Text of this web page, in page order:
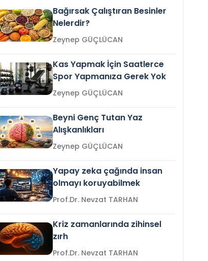
Bağırsak Çalıştıran Besinler
Nelerdir?
Zeynep GÜÇLÜCAN
Kas Yapmak İçin Saatlerce
Spor Yapmanıza Gerek Yok
Zeynep GÜÇLÜCAN
Beyni Genç Tutan Yaz
Alışkanlıkları
Zeynep GÜÇLÜCAN
Yapay zeka çağında insan
olmayı koruyabilmek
Prof.Dr. Nevzat TARHAN
Kriz zamanlarında zihinsel
zırh
Prof.Dr. Nevzat TARHAN